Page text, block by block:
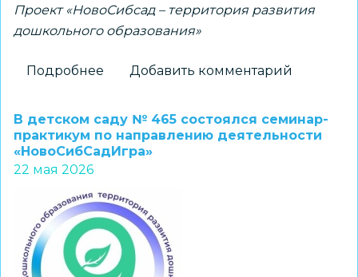
Проект «НовоСибсад – территория развития
дошкольного образования»
Подробнее
ориентированный
семинар
«Поддержка
детей
через
организацию
развивающей
Добавить комментарий
В детском саду № 465 состоялся семинар-
практикум по направлению деятельности
«НовоСибСадИгра»
22 мая 2026